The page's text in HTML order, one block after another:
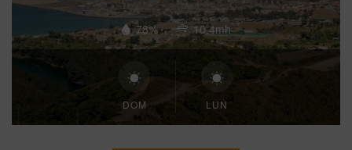
78% 10.4mh
DOM LUN